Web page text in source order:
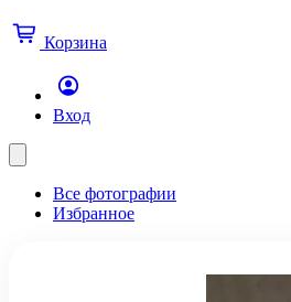
Корзина
Вход
Все фотографии
Избранное